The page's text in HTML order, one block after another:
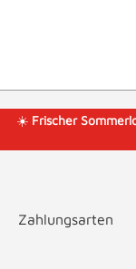
☀️ Frischer
Zahlungsarten